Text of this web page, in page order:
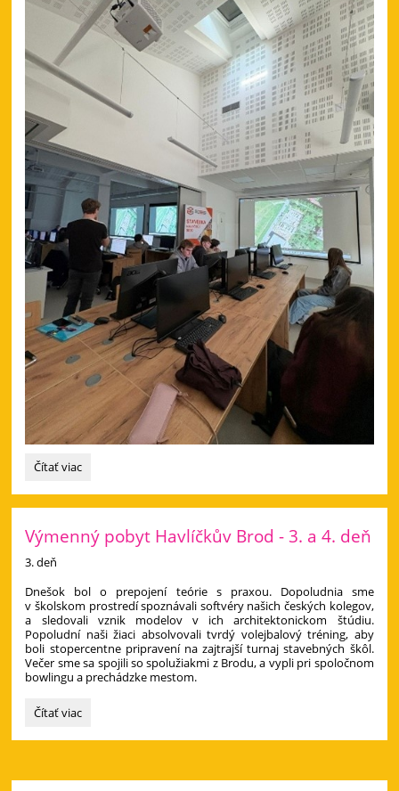
Výmenný
v
Brode
priniesol
nové
aj
zážitky:
Čítať viac
Výmenný pobyt Havlíčkův Brod - 3. a 4. deň
3. deň
​Dnešok bol o prepojení teórie s praxou. Dopoludnia sme
v školskom prostredí spoznávali softvéry našich českých kolegov,
a sledovali vznik modelov v ich architektonickom štúdiu.
Popoludní naši žiaci absolvovali tvrdý volejbalový tréning, aby
boli stopercentne pripravení na zajtrajší turnaj stavebných škôl.
Večer sme sa spojili so spolužiakmi z Brodu, a vypli pri spoločnom
bowlingu a prechádzke mestom.
Výmenný
Havlíčkův
Čítať viac